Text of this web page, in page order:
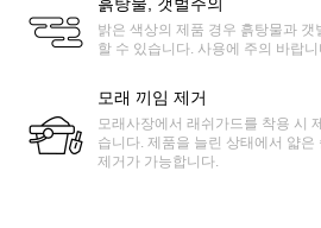
흙탕물, 갯벌주의
밝은 색상의 제품 경우 흙탕물과
할 수 있습니다. 사용에 주의 바랍니
모래 끼임 제거
모래사장에서 래쉬가드를 착용 시
습니다. 제품을 늘린 상태에서 얇은
제거가 가능합니다.